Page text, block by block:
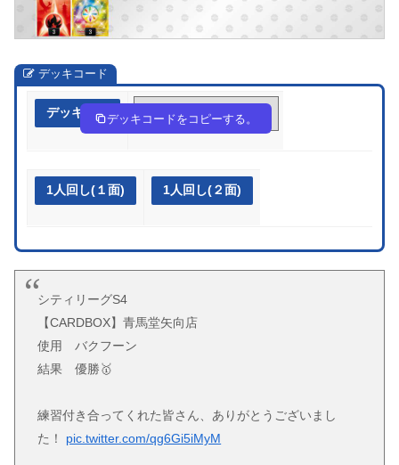
デッキコード
デッキ作成 2pp3pp-KWxxCH-3SMUyp
デッキコードをコピーする。
1人回し(１面) 1人回し(２面)
シティリーグS4
【CARDBOX】青馬堂矢向店
使用 バクフーン
結果 優勝🥇
練習付き合ってくれた皆さん、ありがとうございまし
た！ pic.twitter.com/qg6Gi5iMyM